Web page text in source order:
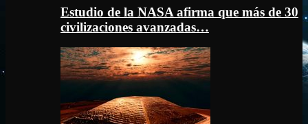
Estudio de la NASA afirma que más de 30
civilizaciones avanzadas…